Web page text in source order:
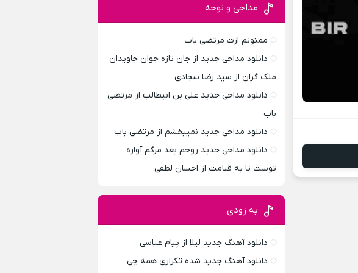
مداحی و نوحه
ممنونم ازت مرتضی باب
دانلود مداحی جدید از جان تازه جوان جاویدان
ملک گران از سید رضا سجادی
دانلود مداحی جدید علی بن ابیطالب از مرتضی
باب
دانلود مداحی جدید نمیبخشم از مرتضی باب
دانلود مداحی جدید روحم بعد مرگم آواره
توست تا به قیامت از احسان لطفی
به زودی
دانلود آهنگ جدید لیلا از پیام عباسی
دانلود آهنگ جدید شده تکراری همه چی